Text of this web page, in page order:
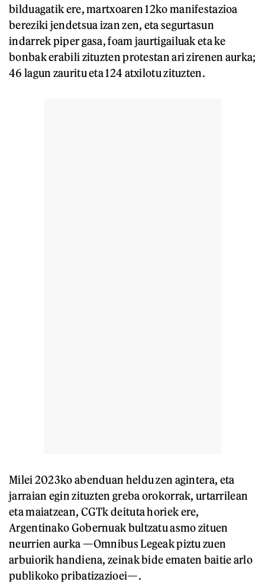
bilduagatik ere, martxoaren 12ko manifestazioa
bereziki jendetsua izan zen, eta segurtasun
indarrek piper gasa, foam jaurtigailuak eta ke
bonbak erabili zituzten protestan ari zirenen aurka;
46 lagun zauritu eta 124 atxilotu zituzten.
Milei 2023ko abenduan heldu zen agintera, eta
jarraian egin zituzten greba orokorrak, urtarrilean
eta maiatzean, CGTk deituta horiek ere,
Argentinako Gobernuak bultzatu asmo zituen
neurrien aurka —Omnibus Legeak piztu zuen
arbuiorik handiena, zeinak bide ematen baitie arlo
publikoko pribatizazioei—.